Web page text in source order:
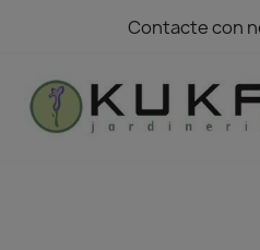
Contacte con
Contacte con
SIN GASTOS DE